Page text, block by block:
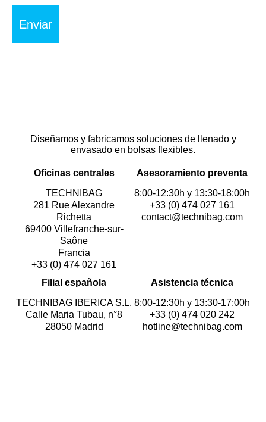
Diseñamos y fabricamos soluciones de llenado y
envasado en bolsas flexibles.
Oficinas centrales
TECHNIBAG
281 Rue Alexandre
Richetta
69400 Villefranche-sur-
Saône
Francia
+33 (0) 474 027 161
Asesoramiento preventa
8:00-12:30h y 13:30-18:00h
+33 (0) 474 027 161
contact@technibag.com
Filial española
TECHNIBAG IBERICA S.L.
Calle Maria Tubau, n°8
28050 Madrid
Asistencia técnica
8:00-12:30h y 13:30-17:00h
+33 (0) 474 020 242
hotline@technibag.com